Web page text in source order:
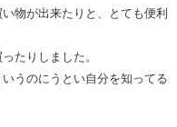
物が出来たりと、とても便利
たりしました。
うのにうとい自分を知ってる